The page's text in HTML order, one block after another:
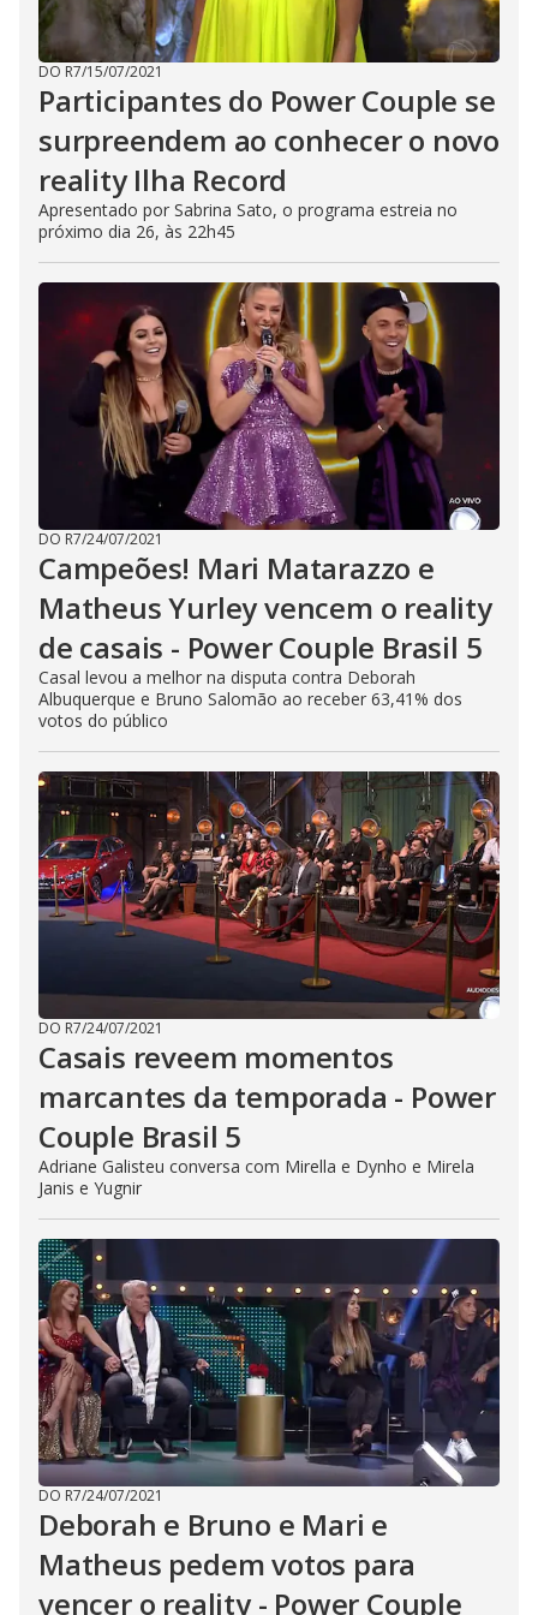
DO R7/15/07/2021
Participantes do Power Couple se
surpreendem ao conhecer o novo
reality Ilha Record
Apresentado por Sabrina Sato, o programa estreia no
próximo dia 26, às 22h45
DO R7/24/07/2021
Campeões! Mari Matarazzo e
Matheus Yurley vencem o reality
de casais - Power Couple Brasil 5
Casal levou a melhor na disputa contra Deborah
Albuquerque e Bruno Salomão ao receber 63,41% dos
votos do público
DO R7/24/07/2021
Casais reveem momentos
marcantes da temporada - Power
Couple Brasil 5
Adriane Galisteu conversa com Mirella e Dynho e Mirela
Janis e Yugnir
DO R7/24/07/2021
Deborah e Bruno e Mari e
Matheus pedem votos para
vencer o reality - Power Couple